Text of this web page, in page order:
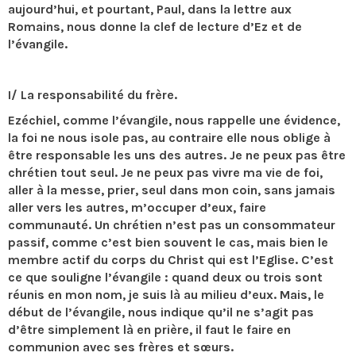
aujourd’hui, et pourtant, Paul, dans la lettre aux
Romains, nous donne la clef de lecture d’Ez et de
l’évangile.
I/ La responsabilité du frère.
Ezéchiel, comme l’évangile, nous rappelle une évidence,
la foi ne nous isole pas, au contraire elle nous oblige à
être responsable les uns des autres. Je ne peux pas être
chrétien tout seul. Je ne peux pas vivre ma vie de foi,
aller à la messe, prier, seul dans mon coin, sans jamais
aller vers les autres, m’occuper d’eux, faire
communauté. Un chrétien n’est pas un consommateur
passif, comme c’est bien souvent le cas, mais bien le
membre actif du corps du Christ qui est l’Eglise. C’est
ce que souligne l’évangile : quand deux ou trois sont
réunis en mon nom, je suis là au milieu d’eux. Mais, le
début de l’évangile, nous indique qu’il ne s’agit pas
d’être simplement là en prière, il faut le faire en
communion avec ses frères et sœurs.